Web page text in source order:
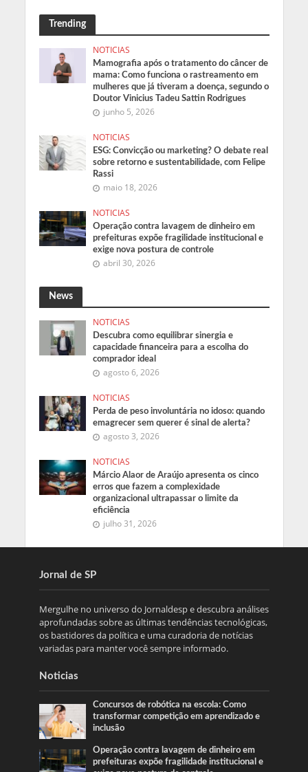
Trending
NOTICIAS
Mamografia após o tratamento do câncer de
mama: Como funciona o rastreamento em
mulheres que já tiveram a doença, segundo o
Doutor Vinicius Tadeu Sattin Rodrigues
junho 5, 2026
NOTICIAS
ESG: Convicção ou marketing? O debate real
sobre retorno e sustentabilidade, com Felipe
Rassi
maio 18, 2026
NOTICIAS
Operação contra lavagem de dinheiro em
prefeituras expõe fragilidade institucional e
exige nova postura de controle
abril 30, 2026
News
NOTICIAS
Descubra como equilibrar sinergia e
capacidade financeira para a escolha do
comprador ideal
agosto 6, 2026
NOTICIAS
Perda de peso involuntária no idoso: quando
emagrecer sem querer é sinal de alerta?
agosto 3, 2026
NOTICIAS
Márcio Alaor de Araújo apresenta os cinco
erros que fazem a complexidade
organizacional ultrapassar o limite da
eficiência
julho 31, 2026
Jornal de SP
Mergulhe no universo do Jornaldesp e descubra análises
aprofundadas sobre as últimas tendências tecnológicas,
os bastidores da política e uma curadoria de notícias
variadas para manter você sempre informado.
Noticias
Concursos de robótica na escola: Como
transformar competição em aprendizado e
inclusão
Operação contra lavagem de dinheiro em
prefeituras expõe fragilidade institucional e